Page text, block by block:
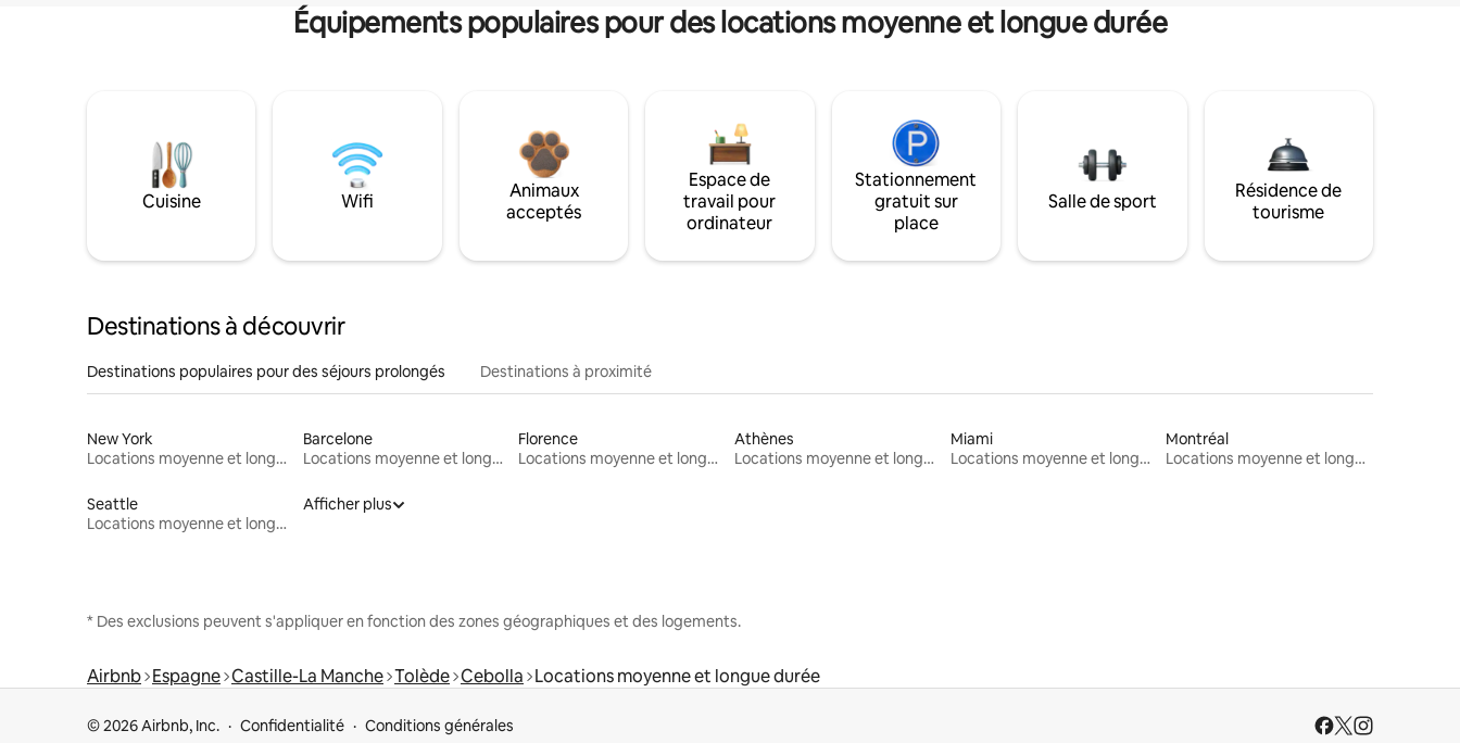
Équipements populaires pour des locations moyenne et longue durée
Cuisine Wifi
Animaux
acceptés
Espace de
travail pour
ordinateur
Stationnement
gratuit sur
place
Salle de sport
Résidence de
tourisme
Destinations à découvrir
Destinations populaires pour des séjours prolongés Destinations à proximité
New York
Locations moyenne et longue durée
Barcelone
Locations moyenne et longue durée
Florence
Locations moyenne et longue durée
Athènes
Locations moyenne et longue durée
Miami
Locations moyenne et longue durée
Montréal
Locations moyenne et longue durée
Seattle
Locations moyenne et longue durée
Afficher plus
* Des exclusions peuvent s'appliquer en fonction des zones géographiques et des logements.
Airbnb Espagne Castille-La Manche Tolède Cebolla Locations moyenne et longue durée
© 2026 Airbnb, Inc. Confidentialité Conditions générales